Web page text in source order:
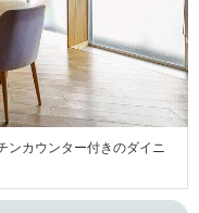
ンカウンター付きのダイニ